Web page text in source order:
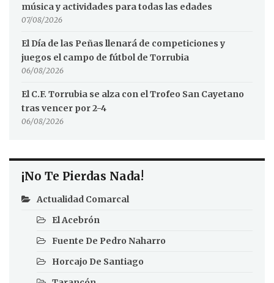
música y actividades para todas las edades
07/08/2026
El Día de las Peñas llenará de competiciones y
juegos el campo de fútbol de Torrubia
06/08/2026
El C.F. Torrubia se alza con el Trofeo San Cayetano
tras vencer por 2-4
06/08/2026
¡No Te Pierdas Nada!
Actualidad Comarcal
El Acebrón
Fuente De Pedro Naharro
Horcajo De Santiago